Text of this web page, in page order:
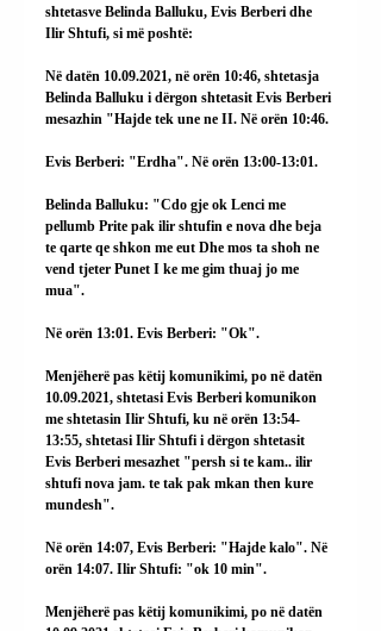
shtetasve Belinda Balluku, Evis Berberi dhe
Ilir Shtufi, si më poshtë:
Në datën 10.09.2021, në orën 10:46, shtetasja
Belinda Balluku i dërgon shtetasit Evis Berberi
mesazhin "Hajde tek une ne II. Në orën 10:46.
Evis Berberi: "Erdha". Në orën 13:00-13:01.
Belinda Balluku: "Cdo gje ok Lenci me
pellumb Prite pak ilir shtufin e nova dhe beja
te qarte qe shkon me eut Dhe mos ta shoh ne
vend tjeter Punet I ke me gim thuaj jo me
mua".
Në orën 13:01. Evis Berberi: "Ok".
Menjëherë pas këtij komunikimi, po në datën
10.09.2021, shtetasi Evis Berberi komunikon
me shtetasin Ilir Shtufi, ku në orën 13:54-
13:55, shtetasi Ilir Shtufi i dërgon shtetasit
Evis Berberi mesazhet "persh si te kam.. ilir
shtufi nova jam. te tak pak mkan then kure
mundesh".
Në orën 14:07, Evis Berberi: "Hajde kalo". Në
orën 14:07. Ilir Shtufi: "ok 10 min".
Menjëherë pas këtij komunikimi, po në datën